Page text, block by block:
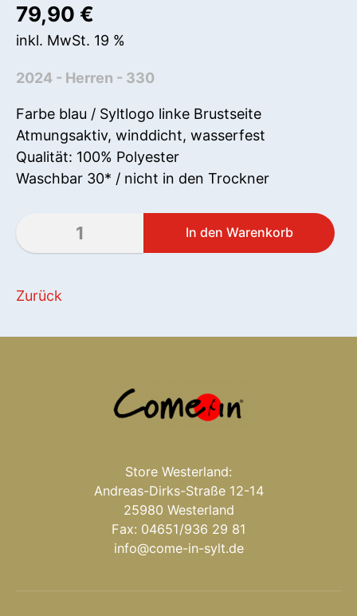
79,90 €
inkl. MwSt. 19 %
2024 - Herren - 330
Farbe blau / Syltlogo linke Brustseite
Atmungsaktiv, winddicht, wasserfest
Qualität: 100% Polyester
Waschbar 30* / nicht in den Trockner
Zurück
Store Westerland:
Andreas-Dirks-Straße 12-14
25980 Westerland
Fax: 04651/936 29 81
info@come-in-sylt.de